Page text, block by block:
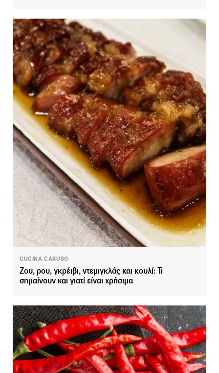
CUCINA CARUSO
Ζου, ρου, γκρέιβι, ντεμιγκλάς και κουλί: Τι
σημαίνουν και γιατί είναι χρήσιμα